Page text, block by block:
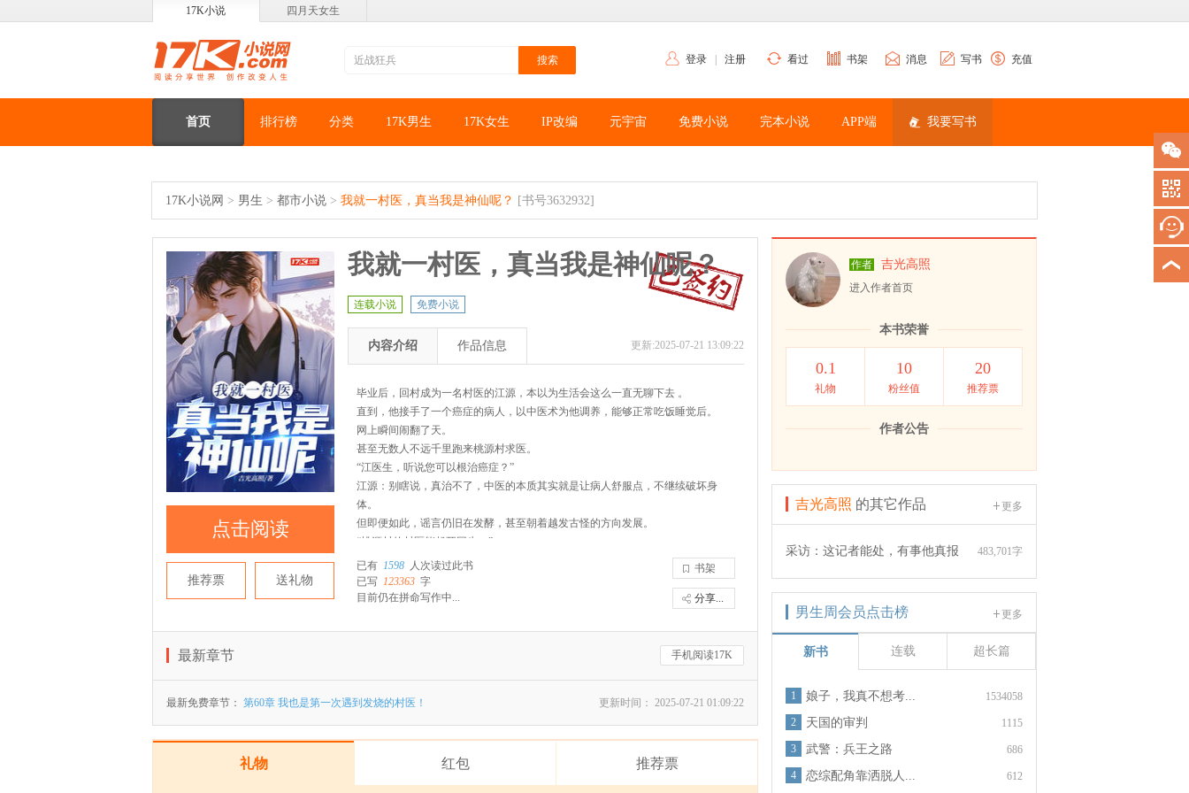
17K小说 四月天女生
登录 注册 看过 书架 消息 写书 充值
首页 排行榜 分类 17K男生 17K女生 IP改编 元宇宙 免费小说 完本小说 APP端 我要写书
17K小说网 > 男生 > 都市小说 > 我就一村医，真当我是神仙呢？ [书号3632932]
点击阅读
推荐票 送礼物
我就一村医，真当我是神仙呢？
连载小说 免费小说
更新:2025-07-21 13:09:22
内容介绍 作品信息
毕业后，回村成为一名村医的江源，本以为生活会这么一直无聊下去 。
直到，他接手了一个癌症的病人，以中医术为他调养，能够正常吃饭睡觉后。
网上瞬间闹翻了天。
甚至无数人不远千里跑来桃源村求医。
“江医生，听说您可以根治癌症？”
江源：别瞎说，真治不了，中医的本质其实就是让病人舒服点，不继续破坏身
体。
但即便如此，谣言仍旧在发酵，甚至朝着越发古怪的方向发展。
“桃源村的村医能起死回生。”
“听说江源什么病都能治。”
“最近刚出的那个抗癌疫苗，号称一针下去隔绝癌症，知道吧？就是江源研究的，
据说还有清真版本的。”
还有，我就一月薪三千的村医，为啥要我背三十万的锅？！
书架
分享...
已有 1598 人次读过此书
已写 123363 字
目前仍在拼命写作中...
手机阅读17K
最新章节
更新时间： 2025-07-21 01:09:22
最新免费章节： 第60章 我也是第一次遇到发烧的村医！
礼物 红包 推荐票
作者 吉光高照
进入作者首页
本书荣誉
0.1
礼物
10
粉丝值
20
推荐票
作者公告
更多
吉光高照 的其它作品
483,701字
采访：这记者能处，有事他真报
更多
男生周会员点击榜
新书 连载 超长篇
1534058
1 娘子，我真不想考...
1115
2 天国的审判
686
3 武警：兵王之路
612
4 恋综配角靠洒脱人...